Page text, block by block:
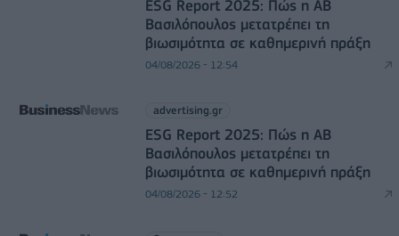
ESG Report 2025: Πώς η ΑΒ
Βασιλόπουλος μετατρέπει τη
βιωσιμότητα σε καθημερινή πράξη
04/08/2026 - 12:54
advertising.gr
ESG Report 2025: Πώς η ΑΒ
Βασιλόπουλος μετατρέπει τη
βιωσιμότητα σε καθημερινή πράξη
04/08/2026 - 12:52